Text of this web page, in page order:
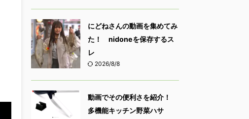
にどねさんの動画を集めてみ
た！ nidoneを保存するス
レ
2026/8/8
動画でその便利さを紹介！
多機能キッチン野菜ハサ